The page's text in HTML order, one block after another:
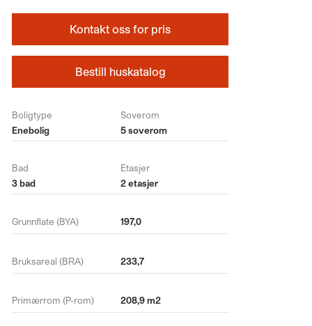
Kontakt oss for pris
Bestill huskatalog
Boligtype
Enebolig
Soverom
5 soverom
Bad
3 bad
Etasjer
2 etasjer
Grunnflate (BYA) 197,0
Bruksareal (BRA) 233,7
Primærrom (P-rom) 208,9 m2